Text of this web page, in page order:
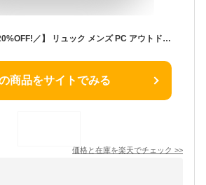
【＼クーポン利用で20%OFF!／】 リュック メンズ PC アウトドア 冬 スポーツ レザー おしゃれ パソコン リュックサック 小さめ 革 大学生 ビジネス 春 ビジネスバッグ 通勤 撥水 本革 軽量 カジュアル 大容量 ビジネスリュック 秋 夏 40代 2WAY ブランド バッグ 10代
商品をサイトでみる
価格と在庫を楽天でチェック >>